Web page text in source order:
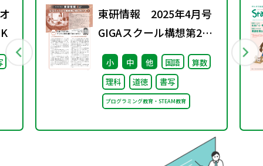
東研情報 2025年4月号
GIGAスクール構想第2期
に向けて ③
小 中 他 国語
算数
理科
道徳 書写
プログラミング教育・STEAM教育